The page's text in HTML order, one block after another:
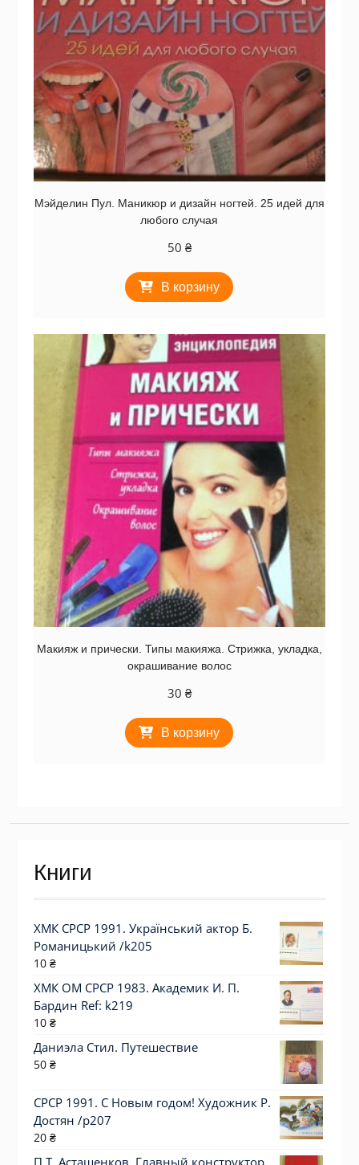
Мэйделин Пул. Маникюр и дизайн ногтей. 25 идей для
любого случая
50 ₴
В корзину
Макияж и прически. Типы макияжа. Стрижка, укладка,
окрашивание волос
30 ₴
В корзину
Книги
ХМК СРСР 1991. Український актор Б.
Романицький /k205
10 ₴
ХМК ОМ СРСР 1983. Академик И. П.
Бардин Ref: k219
10 ₴
Даниэла Стил. Путешествие
50 ₴
СРСР 1991. С Новым годом! Художник Р.
Достян /р207
20 ₴
П.Т. Асташенков. Главный конструктор